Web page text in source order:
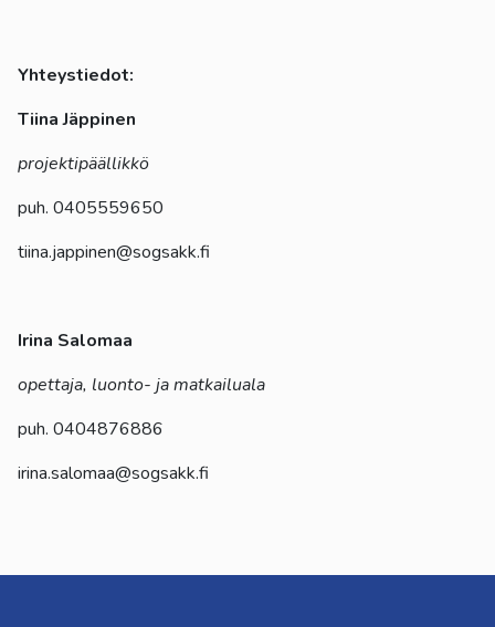
Yhteystiedot:
Tiina Jäppinen
projektipäällikkö
puh. 0405559650
tiina.jappinen@sogsakk.fi
Irina Salomaa
opettaja, luonto- ja matkailuala
puh. 0404876886
irina.salomaa@sogsakk.fi